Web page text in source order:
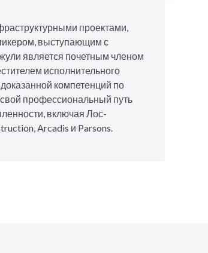
проектами,
выступающим с
является почетным членом
исполнительного
компетенций по
профессиональный путь
включая Лос-
Arcadis и Parsons.